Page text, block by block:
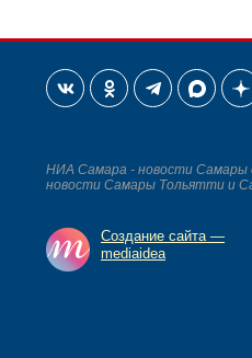
НИА Самара - новости Самары
новости Самары Тольятти и
Создание сайта —
mediaidea